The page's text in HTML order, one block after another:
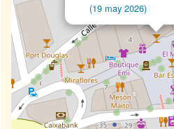
(19 may 2026)